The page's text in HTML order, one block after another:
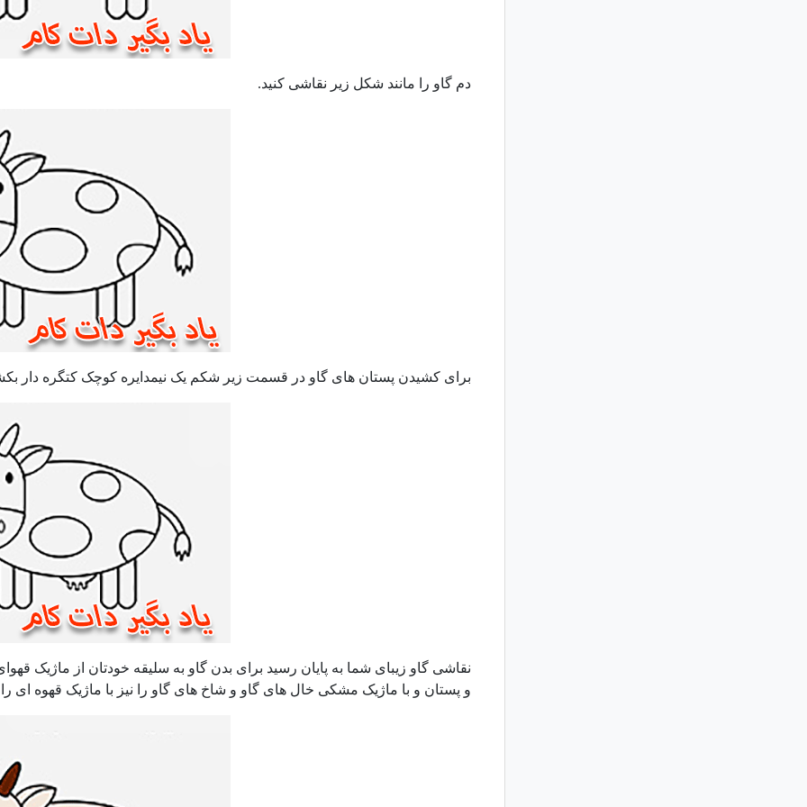
دم گاو را مانند شکل زیر نقاشی کنید.
برای کشیدن پستان های گاو در قسمت زیر شکم یک نیمدایره کوچک کتگره دار
نقاشی گاو زیبای شما به پایان رسید برای بدن گاو به سلیقه خودتان از ماژیک
و پستان و با ماژیک مشکی خال های گاو و شاخ های گاو را نیز با ماژیک قهوه ای